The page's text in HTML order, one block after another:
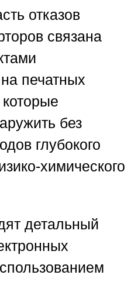
отказов
связана
печатных
без
глубокого
химического
детальный